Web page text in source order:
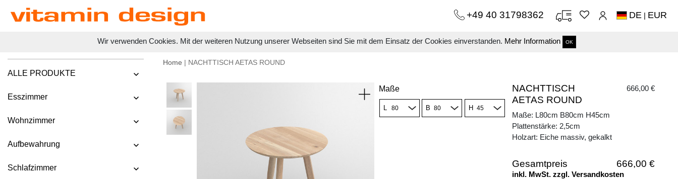
Wir verwenden Cookies. Mit der weiteren Nutzung unserer Webseiten sind Sie mit dem Einsatz der Cookies einverstanden. Mehr Information OK
+49 40 31798362 DE | EUR
ALLE PRODUKTE
Esszimmer
Wohnzimmer
Aufbewahrung
Schlafzimmer
Home | NACHTTISCH AETAS ROUND
Maße
L B H
NACHTTISCH
AETAS ROUND
666,00 €
Maße: L80cm B80cm H45cm
Plattenstärke: 2,5cm
Holzart: Eiche massiv, gekalkt
Gesamtpreis 666,00 €
inkl. MwSt. zzgl. Versandkosten